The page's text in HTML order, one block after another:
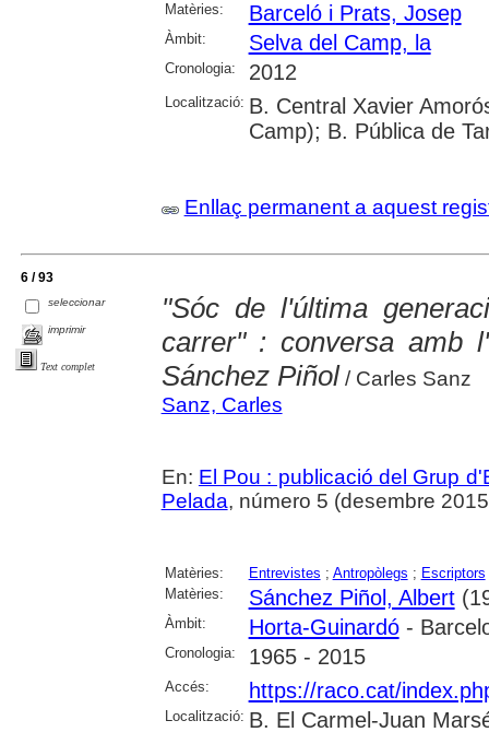
Matèries: Barceló i Prats, Josep
Àmbit: Selva del Camp, la
Cronologia: 2012
Localització: B. Central Xavier
Camp); B. Pública de
Enllaç permanent a aquest
6 / 93
seleccionar
imprimir
Text complet
"Sóc de l'última
carrer" : conversa amb
Sánchez Piñol/ Carles Sanz
Sanz, Carles
En: El Pou : publicació del Grup
Pelada, número 5 (desembre
Matèries: Entrevistes ; Antropòlegs ; Escriptors
Matèries:
Sánchez Piñol, Albert
Àmbit: Horta-Guinardó-
Cronologia: 1965 - 2015
Accés: https://raco.cat/
Localització: B. El Carmel-Juan